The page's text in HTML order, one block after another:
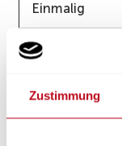
Zustimmung
Einmalig